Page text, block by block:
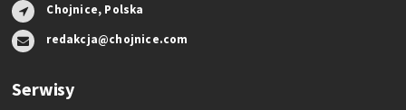
Chojnice, Polska
redakcja@chojnice.com
Serwisy